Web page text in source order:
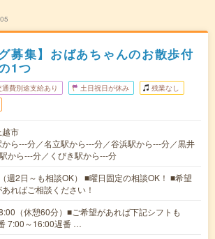
募集】おばあちゃんのお散歩付
1つ
通費別途支給あり 土日祝日が休み 残業なし
越市
ら---分／名立駅から---分／谷浜駅から---分／黒井
から---分／くびき駅から---分
週2日～も相談OK） ■曜日固定の相談OK！ ■希望
ればご相談ください！
（休憩60分）■ご希望があれば下記シフトも
7:00～16:00遅番 …